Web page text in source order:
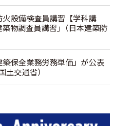
設備検査員講習【学科講
物調査員講習｣（日本建築防
築保全業務労務単価」が公表
土交通省）